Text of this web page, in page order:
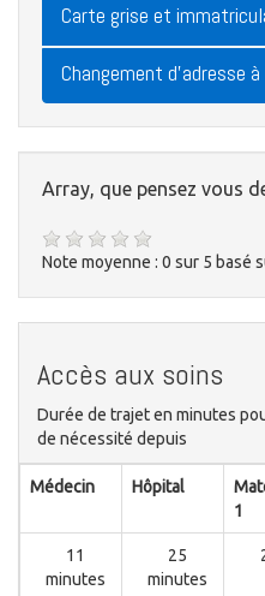
Carte grise et
Changement d'adresse
Array, que pensez vous
Note moyenne : 0 sur 5 basé
Accès aux soins
Durée de trajet en minutes
de nécessité depuis
Médecin Hôpital
1
11
minutes
25
minutes